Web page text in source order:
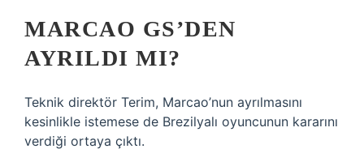
MARCAO GS’DEN
AYRILDI MI?
Teknik direktör Terim, Marcao’nun ayrılmasını
kesinlikle istemese de Brezilyalı oyuncunun kararını
verdiği ortaya çıktı.